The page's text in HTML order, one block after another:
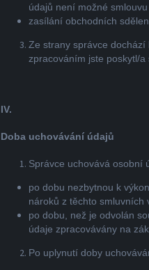
údajů není možné
zasílání obchodních
Ze strany správce
zpracováním jste poskytl/a
IV.
Doba uchovávání údajů
Správce uchovává osobní
po dobu nezbytnou k
nároků z těchto smluvních
po dobu, než je odvolán
údaje zpracovávány na
Po uplynutí doby